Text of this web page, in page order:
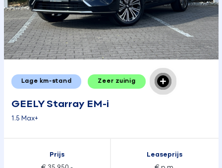
Lage km-stand Zeer zuinig
GEELY Starray EM-i
1.5 Max+
Prijs Leaseprijs